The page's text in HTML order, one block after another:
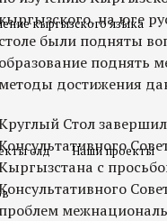
кыргызского языка
олд Наши проекты
на юге
столе были подняты
образование поднять
методы достижения
Стол
с
проблем